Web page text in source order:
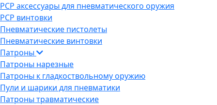
PCP аксессуары для пневматического оружия
PCP винтовки
Пневматические пистолеты
Пневматические винтовки
Патроны
Патроны нарезные
Патроны к гладкоствольному оружию
Пули и шарики для пневматики
Патроны травматические